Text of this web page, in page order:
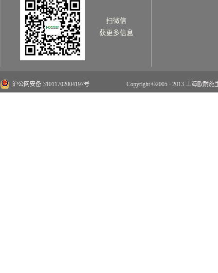
扫微信
获更多信息
沪公网安备 31011702004197号 Copyright ©2005 - 2013 上海欧耐施